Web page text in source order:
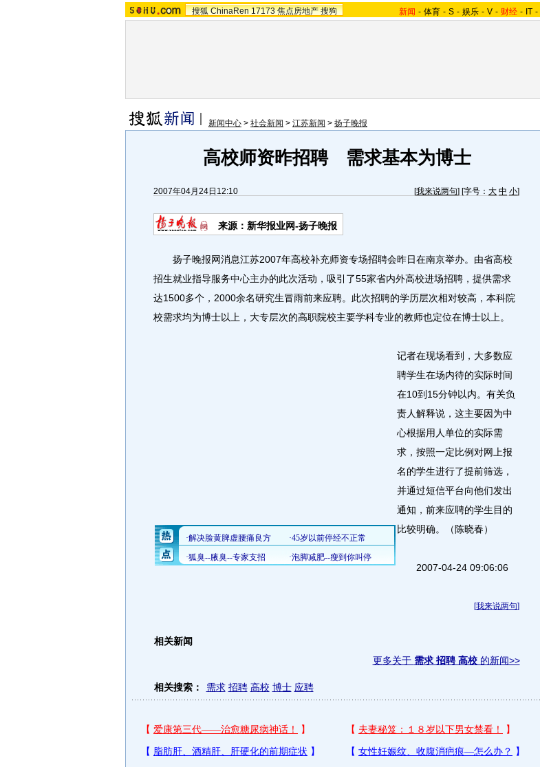
搜狐 ChinaRen 17173 焦点房地产 搜狗 新闻 - 体育 - S - 娱乐 - V - 财经 - IT -
新闻中心 > 社会新闻 > 江苏新闻 > 扬子晚报
高校师资昨招聘 需求基本为博士
2007年04月24日12:10 [我来说两句] [字号： 大 中 小]
来源：新华报业网-扬子晚报
扬子晚报网消息江苏2007年高校补充师资专场招聘会昨日在南京举办。由省高校
招生就业指导服务中心主办的此次活动，吸引了55家省内外高校进场招聘，提供需求
达1500多个，2000余名研究生冒雨前来应聘。此次招聘的学历层次相对较高，本科院
校需求均为博士以上，大专层次的高职院校主要学科专业的教师也定位在博士以上。
记者在现场看到，大多数应
聘学生在场内待的实际时间
在10到15分钟以内。有关负
责人解释说，这主要因为中
心根据用人单位的实际需
求，按照一定比例对网上报
名的学生进行了提前筛选，
并通过短信平台向他们发出
通知，前来应聘的学生目的
比较明确。（陈晓春）
2007-04-24 09:06:06
[我来说两句]
相关新闻
更多关于 需求 招聘 高校的新闻>>
相关搜索： 需求 招聘 高校 博士 应聘